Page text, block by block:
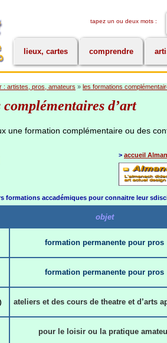
tapez un ou deux mots :
lieux, cartes comprendre
: artistes, pros, amateurs » les formations
d’art
une formation complémentaire ou des
> accueil
formations accadémiques pour connaitre leur
objet
formation permanente pour pros
formation permanente pour pros
ateliers et des cours de theatre et d’arts
pour le loisir ou la pratique